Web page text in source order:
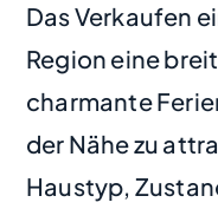
Das Verkaufen
Region eine
charmante
der Nähe zu
Haustyp,